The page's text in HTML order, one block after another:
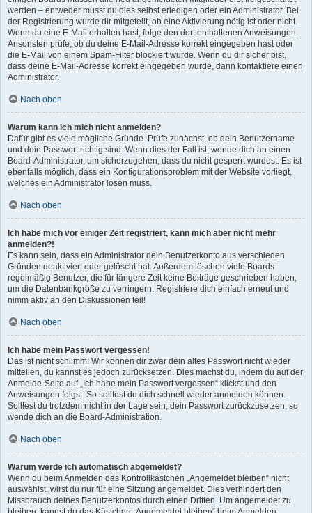
werden – entweder musst du dies selbst erledigen oder ein Administrator. Bei
der Registrierung wurde dir mitgeteilt, ob eine Aktivierung nötig ist oder nicht.
Wenn du eine E-Mail erhalten hast, folge den dort enthaltenen Anweisungen.
Ansonsten prüfe, ob du deine E-Mail-Adresse korrekt eingegeben hast oder
die E-Mail von einem Spam-Filter blockiert wurde. Wenn du dir sicher bist,
dass deine E-Mail-Adresse korrekt eingegeben wurde, dann kontaktiere einen
Administrator.
Nach oben
Warum kann ich mich nicht anmelden?
Dafür gibt es viele mögliche Gründe. Prüfe zunächst, ob dein Benutzername
und dein Passwort richtig sind. Wenn dies der Fall ist, wende dich an einen
Board-Administrator, um sicherzugehen, dass du nicht gesperrt wurdest. Es ist
ebenfalls möglich, dass ein Konfigurationsproblem mit der Website vorliegt,
welches ein Administrator lösen muss.
Nach oben
Ich habe mich vor einiger Zeit registriert, kann mich aber nicht mehr
anmelden?!
Es kann sein, dass ein Administrator dein Benutzerkonto aus verschieden
Gründen deaktiviert oder gelöscht hat. Außerdem löschen viele Boards
regelmäßig Benutzer, die für längere Zeit keine Beiträge geschrieben haben,
um die Datenbankgröße zu verringern. Registriere dich einfach erneut und
nimm aktiv an den Diskussionen teil!
Nach oben
Ich habe mein Passwort vergessen!
Das ist nicht schlimm! Wir können dir zwar dein altes Passwort nicht wieder
mitteilen, du kannst es jedoch zurücksetzen. Dies machst du, indem du auf der
Anmelde-Seite auf „Ich habe mein Passwort vergessen“ klickst und den
Anweisungen folgst. So solltest du dich schnell wieder anmelden können.
Solltest du trotzdem nicht in der Lage sein, dein Passwort zurückzusetzen, so
wende dich an die Board-Administration.
Nach oben
Warum werde ich automatisch abgemeldet?
Wenn du beim Anmelden das Kontrollkästchen „Angemeldet bleiben“ nicht
auswählst, wirst du nur für eine Sitzung angemeldet. Dies verhindert den
Missbrauch deines Benutzerkontos durch einen Dritten. Um angemeldet zu